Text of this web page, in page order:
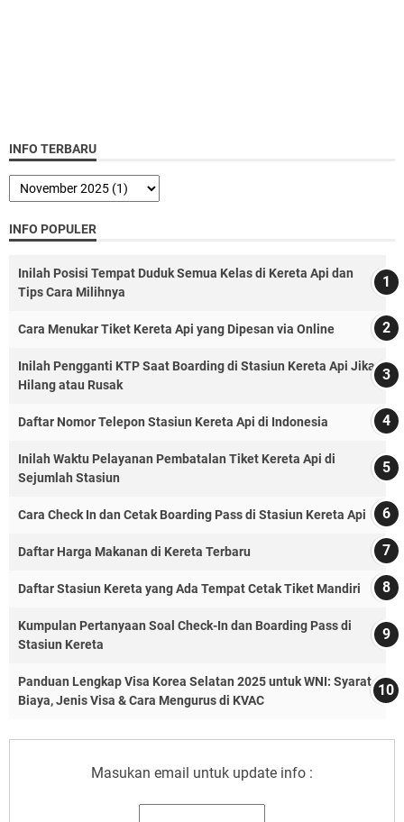
INFO TERBARU
INFO POPULER
Inilah Posisi Tempat Duduk Semua Kelas di Kereta Api dan
Tips Cara Milihnya
Cara Menukar Tiket Kereta Api yang Dipesan via Online
Inilah Pengganti KTP Saat Boarding di Stasiun Kereta Api Jika
Hilang atau Rusak
Daftar Nomor Telepon Stasiun Kereta Api di Indonesia
Inilah Waktu Pelayanan Pembatalan Tiket Kereta Api di
Sejumlah Stasiun
Cara Check In dan Cetak Boarding Pass di Stasiun Kereta Api
Daftar Harga Makanan di Kereta Terbaru
Daftar Stasiun Kereta yang Ada Tempat Cetak Tiket Mandiri
Kumpulan Pertanyaan Soal Check-In dan Boarding Pass di
Stasiun Kereta
Panduan Lengkap Visa Korea Selatan 2025 untuk WNI: Syarat,
Biaya, Jenis Visa & Cara Mengurus di KVAC
Masukan email untuk update info :